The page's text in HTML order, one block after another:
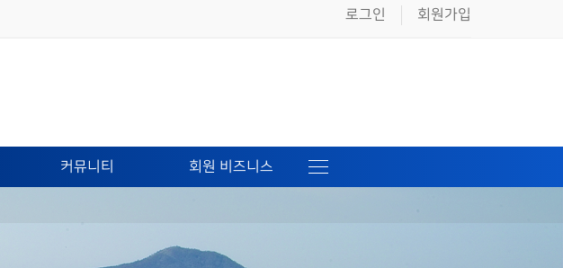
로그인 회원가입
커뮤니티 회원 비즈니스